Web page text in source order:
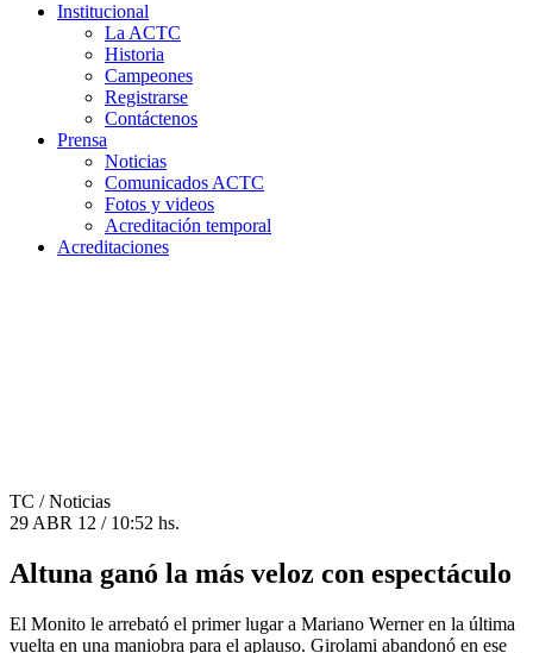
Institucional
La ACTC
Historia
Campeones
Registrarse
Contáctenos
Prensa
Noticias
Comunicados ACTC
Fotos y videos
Acreditación temporal
Acreditaciones
TC / Noticias
29 ABR 12 / 10:52 hs.
Altuna ganó la más veloz con espectáculo
El Monito le arrebató el primer lugar a Mariano Werner en la última
vuelta en una maniobra para el aplauso. Girolami abandonó en ese